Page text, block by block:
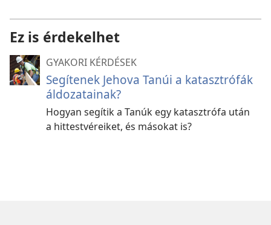
Ez is érdekelhet
GYAKORI KÉRDÉSEK
Segítenek Jehova Tanúi a katasztrófák
áldozatainak?
Hogyan segítik a Tanúk egy katasztrófa után
a hittestvéreiket, és másokat is?